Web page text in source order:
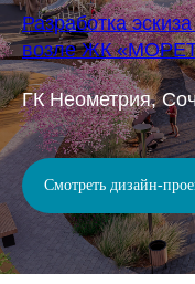
Разработка
возле ЖК
ГК Неометрия,
Смотреть дизайн-